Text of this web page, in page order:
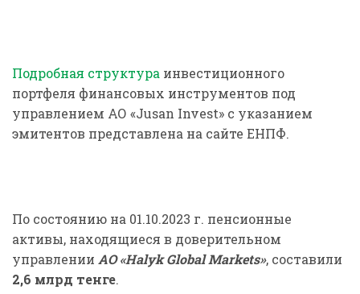
Подробная структура инвестиционного
портфеля финансовых инструментов под
управлением АО «Jusan Invest» с указанием
эмитентов представлена на сайте ЕНПФ.
По состоянию на 01.10.2023 г. пенсионные
активы, находящиеся в доверительном
управлении АО «Halyk GlobalMarkets», составили
2,6 млрд тенге.